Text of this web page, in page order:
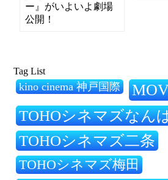
ー』がいよいよ劇場
公開！
Tag List
kino cinema 神戸国際
TOHOシネマズなん
TOHOシネマズ二条
TOHOシネマズ梅田